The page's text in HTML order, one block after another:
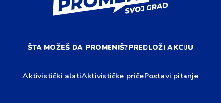
ŠTA MOŽEŠ DA PROMENIŠ?PREDLOŽI AKCIJU
Aktivistički alatiAktivističke pričePostavi pitanje